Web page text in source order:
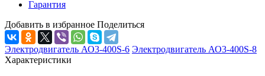
Гарантия
Добавить в избранное Поделиться
Электродвигатель АО3-400S-6 Электродвигатель АО3-400S-8
Характеристики